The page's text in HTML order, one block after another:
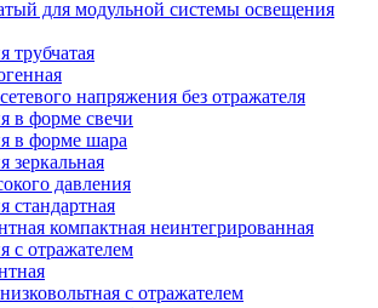
для модульной системы освещения
трубчатая
напряжения без отражателя
в форме свечи
в форме шара
зеркальная
давления
стандартная
компактная неинтегрированная
с отражателем
с отражателем